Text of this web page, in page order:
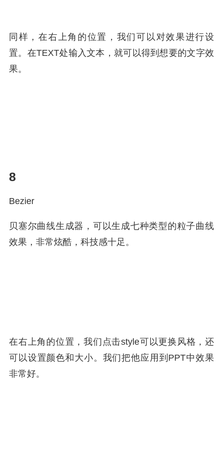
同样，在右上角的位置，我们可以对效果进行设
置。在TEXT处输入文本，就可以得到想要的文字效
果。
8
Bezier
贝塞尔曲线生成器，可以生成七种类型的粒子曲线
效果，非常炫酷，科技感十足。
在右上角的位置，我们点击style可以更换风格，还
可以设置颜色和大小。我们把他应用到PPT中效果
非常好。